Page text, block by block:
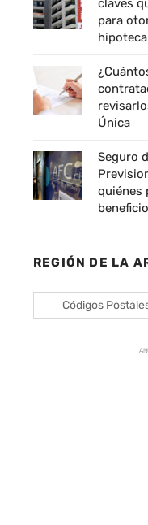
claves
para
Única
Seguro
quiénes
beneficio
REGIÓN DE LA
Códigos